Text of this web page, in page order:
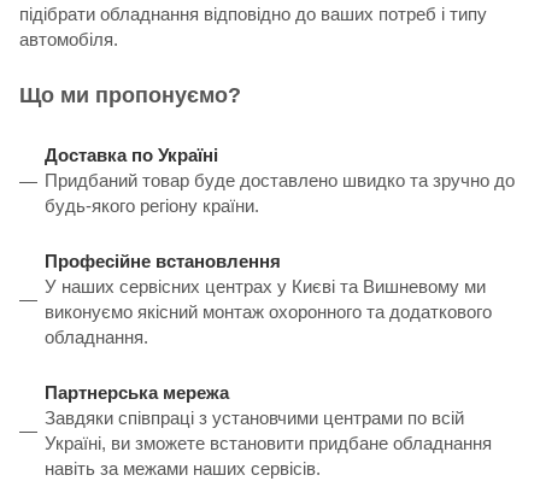
підібрати обладнання відповідно до ваших потреб і типу
автомобіля.
Що ми пропонуємо?
Доставка по Україні
Придбаний товар буде доставлено швидко та зручно до
будь-якого регіону країни.
Професійне встановлення
У наших сервісних центрах у Києві та Вишневому ми
виконуємо якісний монтаж охоронного та додаткового
обладнання.
Партнерська мережа
Завдяки співпраці з установчими центрами по всій
Україні, ви зможете встановити придбане обладнання
навіть за межами наших сервісів.